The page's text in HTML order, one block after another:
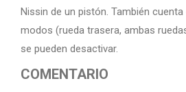
Nissin de un pistón. También
modos (rueda trasera, ambas
se pueden desactivar.
COMENTARIO